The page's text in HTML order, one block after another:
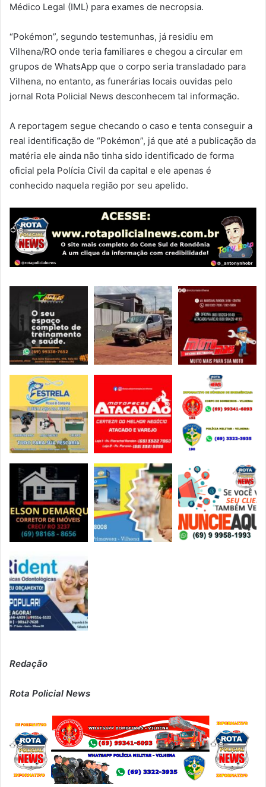
Médico Legal (IML) para exames de necropsia.
“Pokémon”, segundo testemunhas, já residiu em
Vilhena/RO onde teria familiares e chegou a circular em
grupos de WhatsApp que o corpo seria transladado para
Vilhena, no entanto, as funerárias locais ouvidas pelo
jornal Rota Policial News desconhecem tal informação.
A reportagem segue checando o caso e tenta conseguir a
real identificação de “Pokémon”, já que até a publicação da
matéria ele ainda não tinha sido identificado de forma
oficial pela Polícia Civil da capital e ele apenas é
conhecido naquela região por seu apelido.
Redação
Rota Policial News